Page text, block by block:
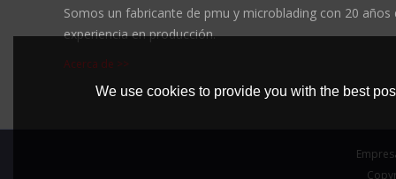
Somos un fabricante de pmu y microblading con 20 años
experiencia en producción.
Acerca de >>
We use cookies to provide you with the best